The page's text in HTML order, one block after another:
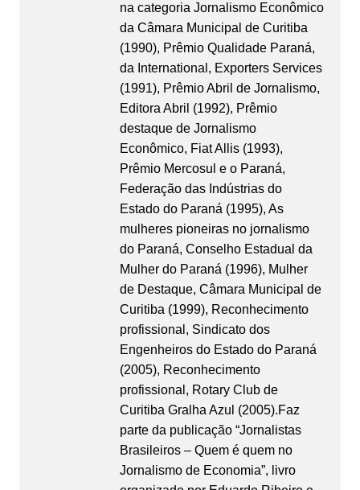
na categoria Jornalismo Econômico
da Câmara Municipal de Curitiba
(1990), Prêmio Qualidade Paraná,
da International, Exporters Services
(1991), Prêmio Abril de Jornalismo,
Editora Abril (1992), Prêmio
destaque de Jornalismo
Econômico, Fiat Allis (1993),
Prêmio Mercosul e o Paraná,
Federação das Indústrias do
Estado do Paraná (1995), As
mulheres pioneiras no jornalismo
do Paraná, Conselho Estadual da
Mulher do Paraná (1996), Mulher
de Destaque, Câmara Municipal de
Curitiba (1999), Reconhecimento
profissional, Sindicato dos
Engenheiros do Estado do Paraná
(2005), Reconhecimento
profissional, Rotary Club de
Curitiba Gralha Azul (2005).Faz
parte da publicação “Jornalistas
Brasileiros – Quem é quem no
Jornalismo de Economia”, livro